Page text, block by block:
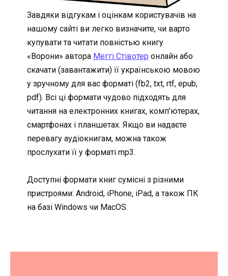
Завдяки відгукам і оцінкам користувачів на
нашому сайті ви легко визначите, чи варто
купувати та читати повністью книгу
«Ворони» автора Меггі Стівотер онлайн або
скачати (завантажити) її українською мовою
у зручному для вас форматі (fb2, txt, rtf, epub,
pdf). Всі ці формати чудово підходять для
читання на електронних книгах, комп’ютерах,
смартфонах і планшетах. Якщо ви надаєте
перевагу аудіокнигам, можна також
прослухати її у форматі mp3.
Доступні формати книг сумісні з різними
пристроями: Android, iPhone, iPad, а також ПК
на базі Windows чи MacOS.